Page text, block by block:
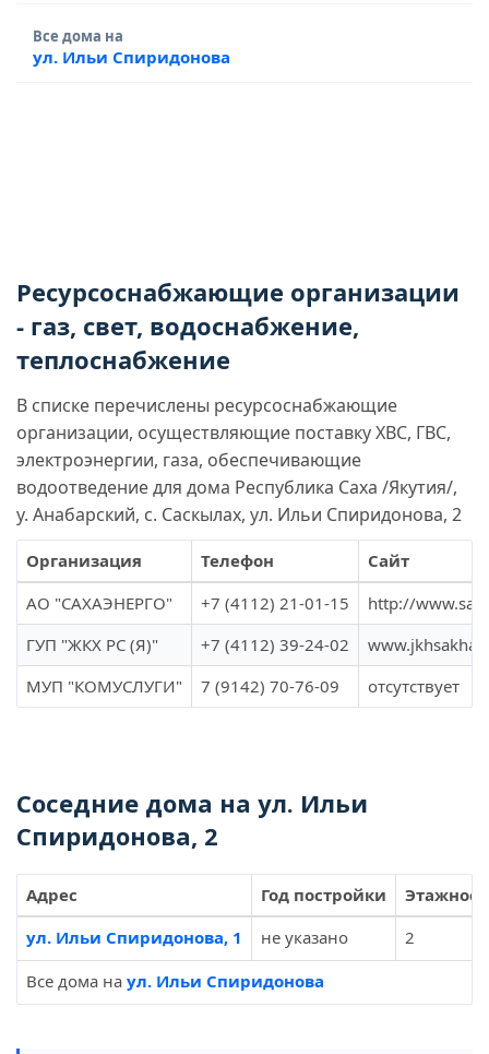
Все дома на
ул. Ильи Спиридонова
Ресурсоснабжающие организации
- газ, свет, водоснабжение,
теплоснабжение
В списке перечислены ресурсоснабжающие
организации, осуществляющие поставку ХВС, ГВС,
электроэнергии, газа, обеспечивающие
водоотведение для дома Республика Саха /Якутия/,
у. Анабарский, с. Саскылах, ул. Ильи Спиридонова, 2
Организация Телефон
Сайт
АО "САХАЭНЕРГО"
+7 (4112) 21-01-15
http://
ГУП "ЖКХ РС (Я)"
+7 (4112) 39-24-02
МУП "КОМУСЛУГИ"
7 (9142) 70-76-09 отсутствует
Соседние дома на ул. Ильи
Спиридонова, 2
Адрес Год постройки
ул. Ильи Спиридонова, 1
не указано
2
Все дома на ул. Ильи Спиридонова